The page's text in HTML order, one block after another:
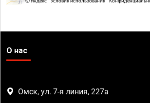
О нас
Омск, ул. 7-я линия, 227а